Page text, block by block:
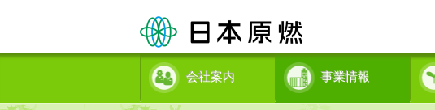
会社案内 事業情報